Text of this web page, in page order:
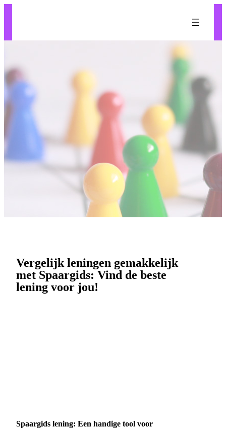
Vergelijk leningen gemakkelijk
met Spaargids: Vind de beste
lening voor jou!
Spaargids lening: Een handige tool voor